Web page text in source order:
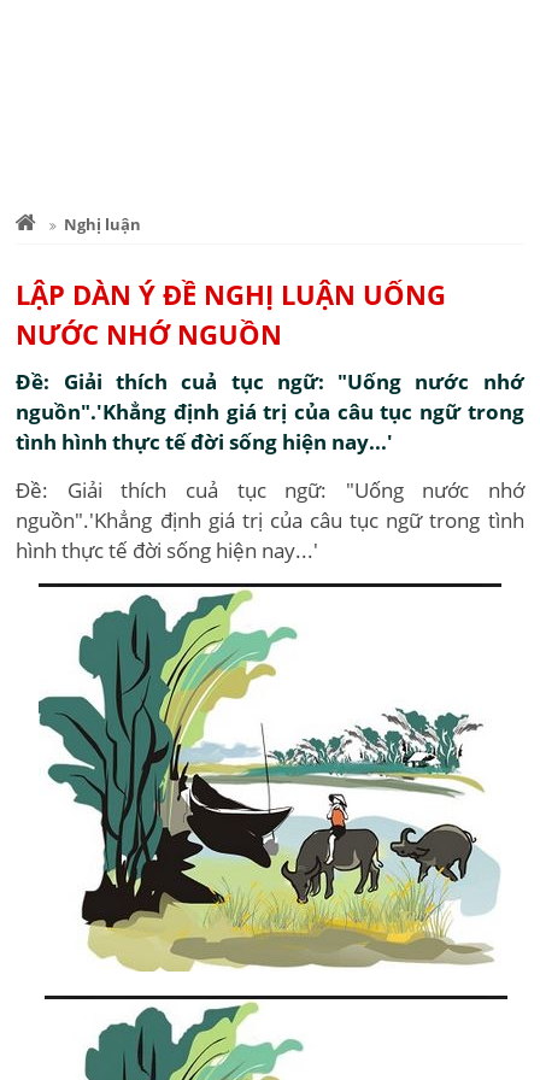
Nghị luận
LẬP DÀN Ý ĐỀ NGHỊ LUẬN UỐNG
NƯỚC NHỚ NGUỒN
Đề: Giải thích cuả tục ngữ: "Uống nước nhớ
nguồn".'Khẳng định giá trị của câu tục ngữ trong
tình hình thực tế đời sống hiện nay...'
Đề: Giải thích cuả tục ngữ: "Uống nước nhớ
nguồn".'Khẳng định giá trị của câu tục ngữ trong tình
hình thực tế đời sống hiện nay...'